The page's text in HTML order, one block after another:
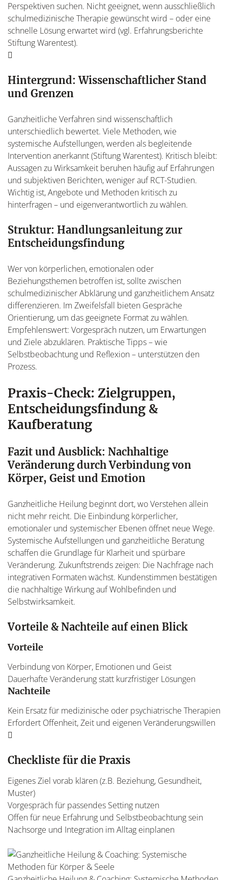
Perspektiven suchen. Nicht geeignet, wenn ausschließlich
schulmedizinische Therapie gewünscht wird – oder eine
schnelle Lösung erwartet wird (vgl. Erfahrungsberichte
Stiftung Warentest).
Hintergrund: Wissenschaftlicher Stand
und Grenzen
Ganzheitliche Verfahren sind wissenschaftlich
unterschiedlich bewertet. Viele Methoden, wie
systemische Aufstellungen, werden als begleitende
Intervention anerkannt (Stiftung Warentest). Kritisch bleibt:
Aussagen zu Wirksamkeit beruhen häufig auf Erfahrungen
und subjektiven Berichten, weniger auf RCT-Studien.
Wichtig ist, Angebote und Methoden kritisch zu
hinterfragen – und eigenverantwortlich zu wählen.
Struktur: Handlungsanleitung zur
Entscheidungsfindung
Wer von körperlichen, emotionalen oder
Beziehungsthemen betroffen ist, sollte zwischen
schulmedizinischer Abklärung und ganzheitlichem Ansatz
differenzieren. Im Zweifelsfall bieten Gespräche
Orientierung, um das geeignete Format zu wählen.
Empfehlenswert: Vorgespräch nutzen, um Erwartungen
und Ziele abzuklären. Praktische Tipps – wie
Selbstbeobachtung und Reflexion – unterstützen den
Prozess.
Praxis-Check: Zielgruppen,
Entscheidungsfindung &
Kaufberatung
Fazit und Ausblick: Nachhaltige
Veränderung durch Verbindung von
Körper, Geist und Emotion
Ganzheitliche Heilung beginnt dort, wo Verstehen allein
nicht mehr reicht. Die Einbindung körperlicher,
emotionaler und systemischer Ebenen öffnet neue Wege.
Systemische Aufstellungen und ganzheitliche Beratung
schaffen die Grundlage für Klarheit und spürbare
Veränderung. Zukunftstrends zeigen: Die Nachfrage nach
integrativen Formaten wächst. Kundenstimmen bestätigen
die nachhaltige Wirkung auf Wohlbefinden und
Selbstwirksamkeit.
Vorteile & Nachteile auf einen Blick
Vorteile
Verbindung von Körper, Emotionen und Geist
Dauerhafte Veränderung statt kurzfristiger Lösungen
Nachteile
Kein Ersatz für medizinische oder psychiatrische Therapien
Erfordert Offenheit, Zeit und eigenen Veränderungswillen
Checkliste für die Praxis
Eigenes Ziel vorab klären (z.B. Beziehung, Gesundheit,
Muster)
Vorgespräch für passendes Setting nutzen
Offen für neue Erfahrung und Selbstbeobachtung sein
Nachsorge und Integration im Alltag einplanen